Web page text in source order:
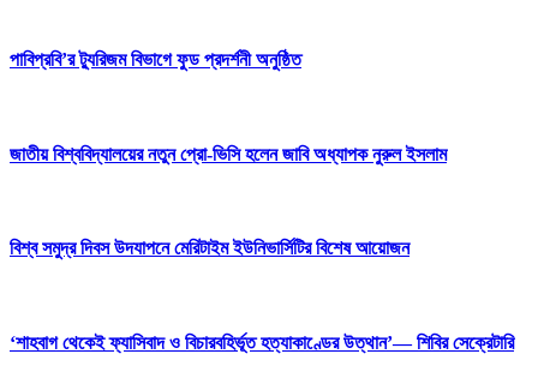
পাবিপ্রবি’র ট্যুরিজম বিভাগে ফুড প্রদর্শনী অনুষ্ঠিত
জাতীয় বিশ্ববিদ্যালয়ের নতুন প্রো-ভিসি হলেন জাবি অধ্যাপক নুরুল ইসলাম
বিশ্ব সমুদ্র দিবস উদযাপনে মেরিটাইম ইউনিভার্সিটির বিশেষ আয়োজন
‘শাহবাগ থেকেই ফ্যাসিবাদ ও বিচারবহির্ভূত হত্যাকাণ্ডের উত্থান’— শিবির সেক্রেটারি